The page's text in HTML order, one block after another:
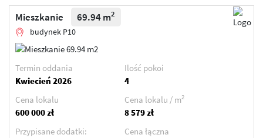
Mieszkanie 69.94 m2
budynek P10
Termin oddania
Kwiecień 2026
Ilość pokoi
4
Cena lokalu
600 000 zł
Cena lokalu / m2
8 579 zł
Przypisane dodatki:
Cena łączna